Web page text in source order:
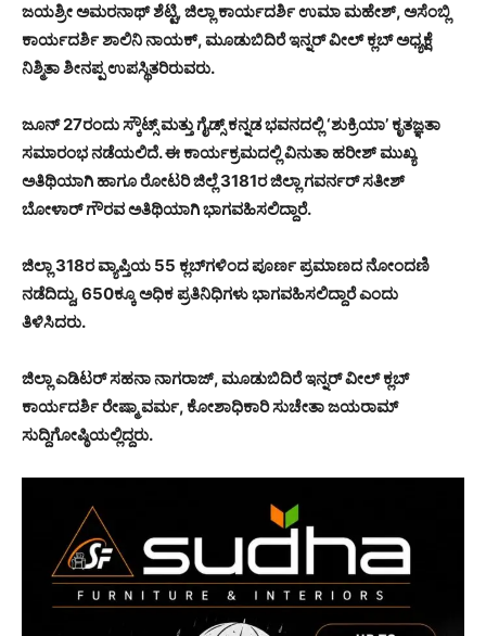
ಜಯಶ್ರೀ ಅಮರನಾಥ್ ಶೆಟ್ಟಿ, ಜಿಲ್ಲಾ ಕಾರ್ಯದರ್ಶಿ ಉಮಾ ಮಹೇಶ್, ಅಸೆಂಬ್ಲಿ
ಕಾರ್ಯದರ್ಶಿ ಶಾಲಿನಿ ನಾಯಕ್, ಮೂಡುಬಿದಿರೆ ಇನ್ನರ್ ವೀಲ್ ಕ್ಲಬ್ ಅಧ್ಯಕ್ಷೆ
ನಿಶ್ಮಿತಾ ಶೀನಪ್ಪ ಉಪಸ್ಥಿತರಿರುವರು.
ಜೂನ್ 27ರಂದು ಸ್ಕೌಟ್ಸ್ ಮತ್ತು ಗೈಡ್ಸ್ ಕನ್ನಡ ಭವನದಲ್ಲಿ ‘ಶುಕ್ರಿಯಾ’ ಕೃತಜ್ಞತಾ
ಸಮಾರಂಭ ನಡೆಯಲಿದೆ. ಈ ಕಾರ್ಯಕ್ರಮದಲ್ಲಿ ವಿನುತಾ ಹರೀಶ್ ಮುಖ್ಯ
ಅತಿಥಿಯಾಗಿ ಹಾಗೂ ರೋಟರಿ ಜಿಲ್ಲೆ 3181ರ ಜಿಲ್ಲಾ ಗವರ್ನರ್ ಸತೀಶ್
ಬೋಳಾರ್ ಗೌರವ ಅತಿಥಿಯಾಗಿ ಭಾಗವಹಿಸಲಿದ್ದಾರೆ.
ಜಿಲ್ಲಾ 318ರ ವ್ಯಾಪ್ತಿಯ 55 ಕ್ಲಬ್‌ಗಳಿಂದ ಪೂರ್ಣ ಪ್ರಮಾಣದ ನೋಂದಣಿ
ನಡೆದಿದ್ದು, 650ಕ್ಕೂ ಅಧಿಕ ಪ್ರತಿನಿಧಿಗಳು ಭಾಗವಹಿಸಲಿದ್ದಾರೆ ಎಂದು
ತಿಳಿಸಿದರು.
ಜಿಲ್ಲಾ ಎಡಿಟರ್ ಸಹನಾ ನಾಗರಾಜ್, ಮೂಡುಬಿದಿರೆ ಇನ್ನರ್ ವೀಲ್ ಕ್ಲಬ್
ಕಾರ್ಯದರ್ಶಿ ರೇಷ್ಮಾ ವರ್ಮ, ಕೋಶಾಧಿಕಾರಿ ಸುಚೇತಾ ಜಯರಾಮ್
ಸುದ್ದಿಗೋಷ್ಠಿಯಲ್ಲಿದ್ದರು.